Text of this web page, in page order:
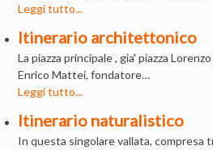
Leggi tutto...
Itinerario architettonico
La piazza principale , gia' piazza
Enrico Mattei, fondatore…
Leggi tutto...
Itinerario naturalistico
In questa singolare vallata, compresa